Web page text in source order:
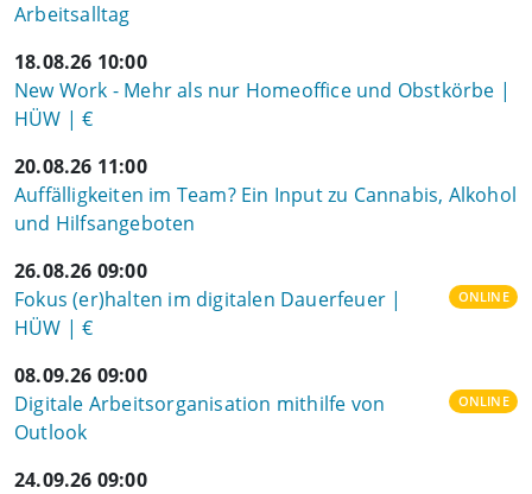
Arbeitsalltag
18.08.26 10:00
New Work - Mehr als nur Homeoffice und Obstkörbe |
HÜW | €
20.08.26 11:00
Auffälligkeiten im Team? Ein Input zu Cannabis, Alkohol
und Hilfsangeboten
26.08.26 09:00
Fokus (er)halten im digitalen Dauerfeuer |
HÜW | €
ONLINE
08.09.26 09:00
Digitale Arbeitsorganisation mithilfe von
Outlook
ONLINE
24.09.26 09:00